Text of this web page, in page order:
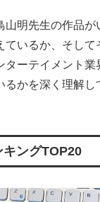
山明先生の作品
ているか、そして
ターテイメント業
るかを深く理解し
ングTOP20